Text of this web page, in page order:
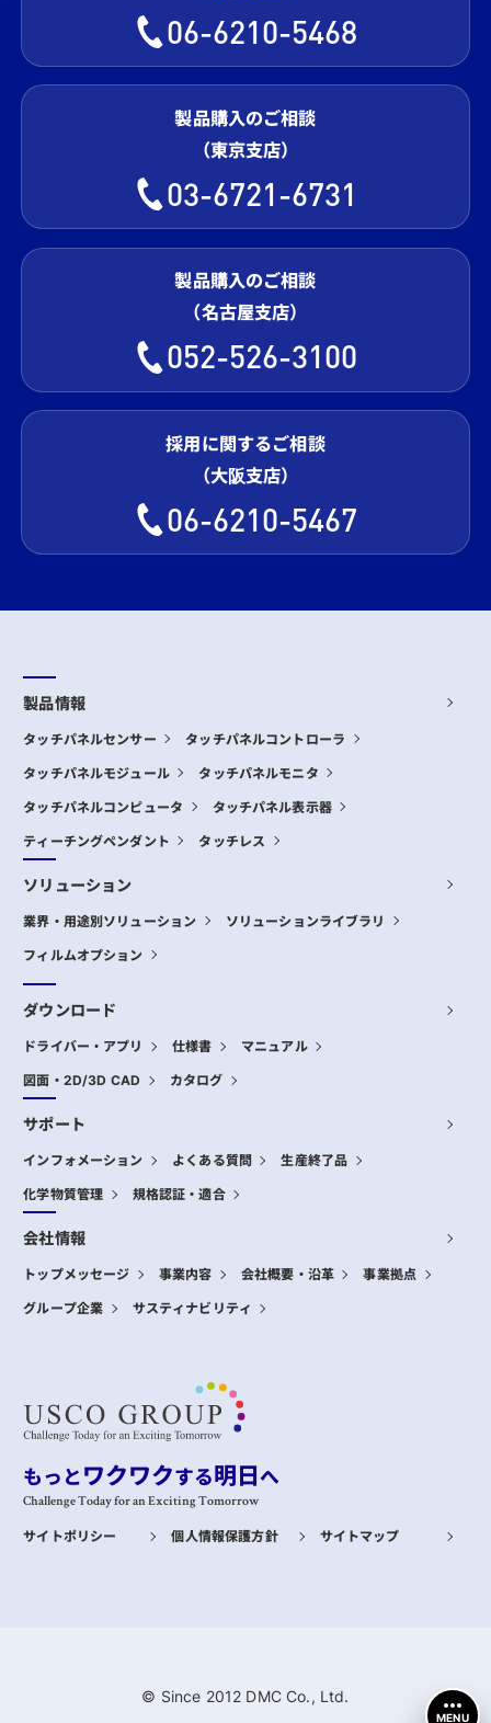
06-6210-5468
製品購入のご相談
（東京支店）
03-6721-6731
製品購入のご相談
（名古屋支店）
052-526-3100
採用に関するご相談
（大阪支店）
06-6210-5467
MENU
もっとワクワクする明日へ
Challenge Today for an Exciting Tomorrow
サイトポリシー 個人情報保護方針 サイトマップ
製品情報
タッチパネルセンサー タッチパネルコントローラ
タッチパネルモジュール タッチパネルモニタ
タッチパネルコンピュータ タッチパネル表示器
ティーチングペンダント タッチレス
ソリューション
業界・用途別ソリューション ソリューションライブラリ
フィルムオプション
ダウンロード
ドライバー・アプリ 仕様書 マニュアル
図面・2D/3D CAD カタログ
サポート
インフォメーション よくある質問 生産終了品
化学物質管理 規格認証・適合
会社情報
トップメッセージ 事業内容 会社概要・沿革 事業拠点
グループ企業 サスティナビリティ
© Since 2012 DMC Co., Ltd.